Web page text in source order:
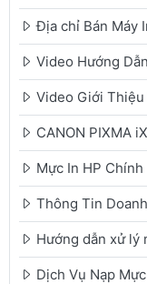
Địa chỉ Bán Máy
Video Hướng
Video Giới Thiệu
CANON PIXMA
Mực In HP Chính
Thông Tin
Hướng dẫn xử lý
Dịch Vụ Nạp